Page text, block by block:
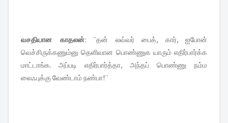
வசதியான காதலன்: ''தன் லவ்வர் பைக், கார், ஐபோன்
வெச்சிருக்கணும்னு தெளிவான பொண்ணுக யாரும் எதிர்பார்க்க
மாட்டாங்க. அப்படி எதிர்பார்த்தா, அந்தப் பொண்ணு நம்ம
லைஃபுக்கு வேண்டாம் நண்பா!''